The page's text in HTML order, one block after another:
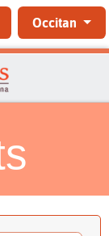
Occitan